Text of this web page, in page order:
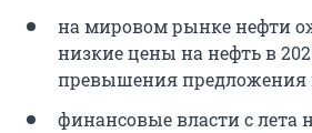
на мировом рынке нефти
низкие цены на нефть в
превышения предложения
финансовые власти с лета